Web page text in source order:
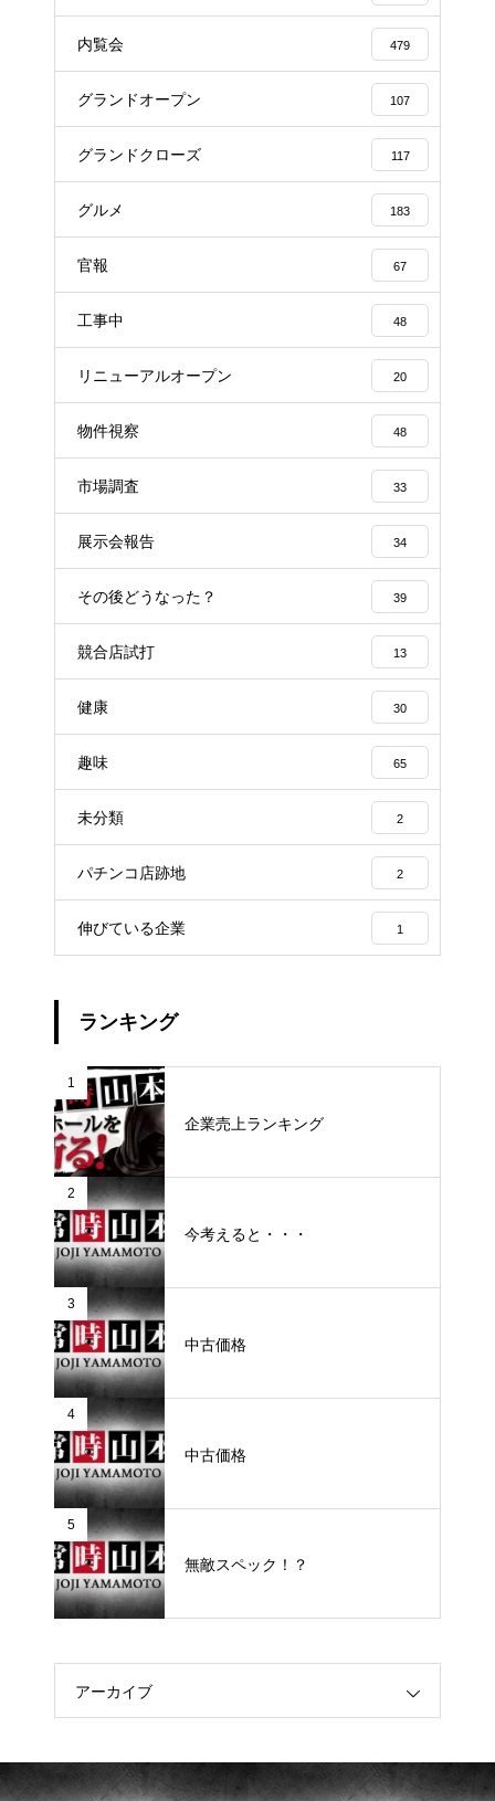
内覧会 479
グランドオープン 107
グランドクローズ 117
グルメ 183
官報 67
工事中 48
リニューアルオープン 20
物件視察 48
市場調査 33
展示会報告 34
その後どうなった？ 39
競合店試打 13
健康 30
趣味 65
未分類 2
パチンコ店跡地 2
伸びている企業 1
ランキング
1
企業売上ランキング
2
今考えると・・・
3
中古価格
4
中古価格
5
無敵スペック！？
アーカイブ